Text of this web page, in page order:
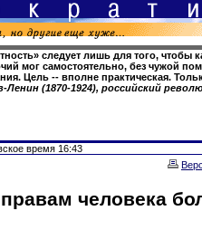
следует лишь для того, чтобы
мог самостоятельно, без чужой
Цель -- вполне практическая.
(1870-1924), российский
время 16:43
человека